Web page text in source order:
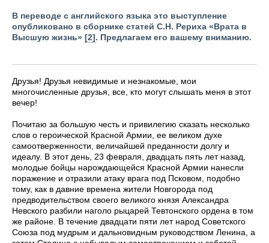
В переводе с английского языка это выступление
опубликовано в сборнике статей С.Н. Рериха «Врата в
Высшую жизнь» [2]. Предлагаем его вашему вниманию.
Друзья! Друзья невидимые и незнакомые, мои
многочисленные друзья, все, кто могут слышать меня в этот
вечер!
Почитаю за большую честь и привилегию сказать несколько
слов о героической Красной Армии, ее великом духе
самоотверженности, величайшей преданности долгу и
идеалу. В этот день, 23 февраля, двадцать пять лет назад,
молодые бойцы нарождающейся Красной Армии нанесли
поражение и отразили атаку врага под Псковом, подобно
тому, как в давние времена жители Новгорода под
предводительством своего великого князя Александра
Невского разбили наголо рыцарей Тевтонского ордена в том
же районе. В течение двадцати пяти лет народ Советского
Союза под мудрым и дальновидным руководством Ленина, а